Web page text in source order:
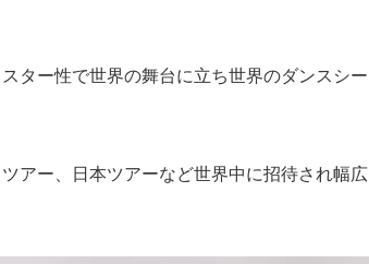
ター性で世界の舞台に立ち世界のダンスシー
アー、日本ツアーなど世界中に招待され幅広